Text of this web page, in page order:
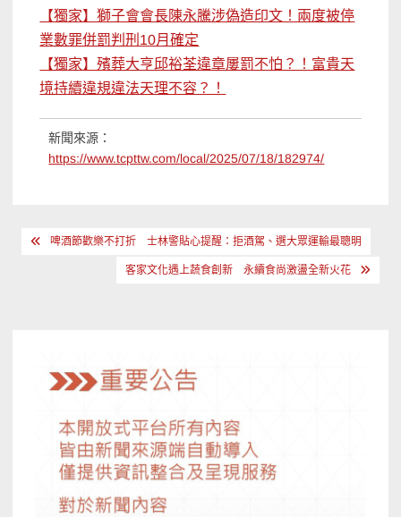
【獨家】獅子會會長陳永騰涉偽造印文！兩度被停
業數罪併罰判刑10月確定
【獨家】殯葬大亨邱裕荃違章屢罰不怕？！富貴天
境持續違規違法天理不容？！
新聞來源：
https://www.tcpttw.com/local/2025/07/18/182974/
文 啤酒節歡樂不打折 士林警貼心提醒：拒酒駕、選大眾運輸最聰明
客家文化遇上蔬食創新 永續食尚激盪全新火花